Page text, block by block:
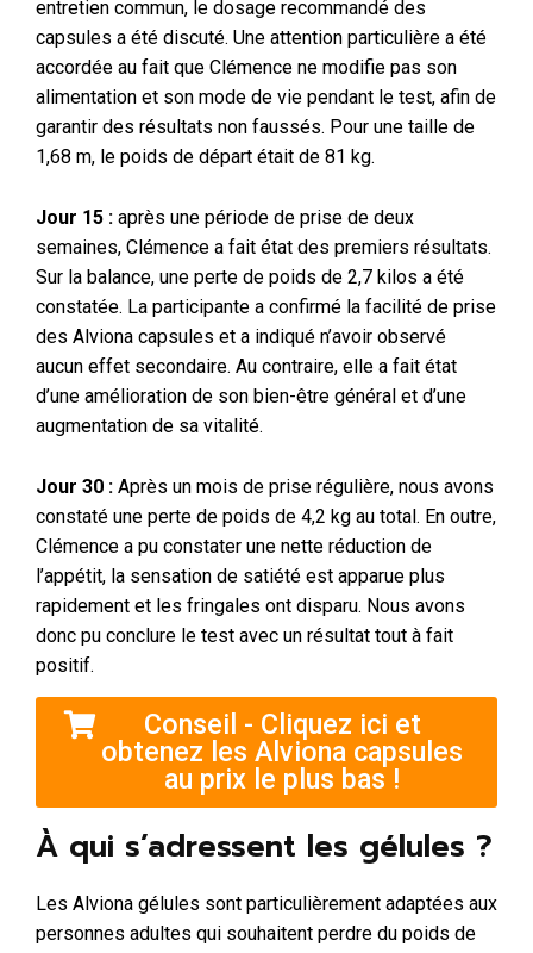
entretien commun, le dosage recommandé des
capsules a été discuté. Une attention particulière a été
accordée au fait que Clémence ne modifie pas son
alimentation et son mode de vie pendant le test, afin de
garantir des résultats non faussés. Pour une taille de
1,68 m, le poids de départ était de 81 kg.
Jour 15 : après une période de prise de deux
semaines, Clémence a fait état des premiers résultats.
Sur la balance, une perte de poids de 2,7 kilos a été
constatée. La participante a confirmé la facilité de prise
des Alviona capsules et a indiqué n’avoir observé
aucun effet secondaire. Au contraire, elle a fait état
d’une amélioration de son bien-être général et d’une
augmentation de sa vitalité.
Jour 30 : Après un mois de prise régulière, nous avons
constaté une perte de poids de 4,2 kg au total. En outre,
Clémence a pu constater une nette réduction de
l’appétit, la sensation de satiété est apparue plus
rapidement et les fringales ont disparu. Nous avons
donc pu conclure le test avec un résultat tout à fait
positif.
Conseil - Cliquez ici et
obtenez les Alviona capsules
au prix le plus bas !
À qui s’adressent les gélules ?
Les Alviona gélules sont particulièrement adaptées aux
personnes adultes qui souhaitent perdre du poids de